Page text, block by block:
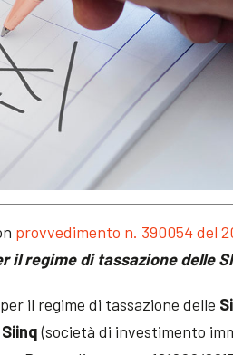
provvedimento n. 390054 del
il regime di tassazione delle
il regime di tassazione delle
Siinq(società di investimento